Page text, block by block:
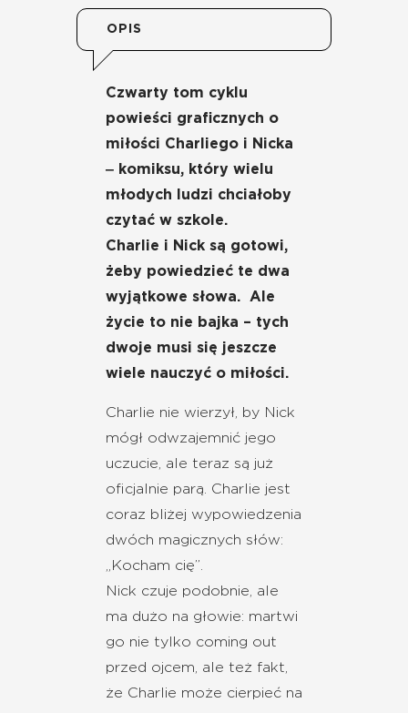
OPIS
Czwarty tom cyklu
powieści graficznych o
miłości Charliego i Nicka
‒ komiksu, który wielu
młodych ludzi chciałoby
czytać w szkole.
Charlie i Nick są gotowi,
żeby powiedzieć te dwa
wyjątkowe słowa. Ale
życie to nie bajka – tych
dwoje musi się jeszcze
wiele nauczyć o miłości.
Charlie nie wierzył, by Nick
mógł odwzajemnić jego
uczucie, ale teraz są już
oficjalnie parą. Charlie jest
coraz bliżej wypowiedzenia
dwóch magicznych słów:
„Kocham cię”.
Nick czuje podobnie, ale
ma dużo na głowie: martwi
go nie tylko coming out
przed ojcem, ale też fakt,
że Charlie może cierpieć na